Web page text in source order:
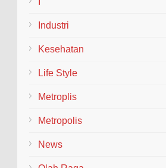
Industri
Kesehatan
Life Style
Metroplis
Metropolis
News